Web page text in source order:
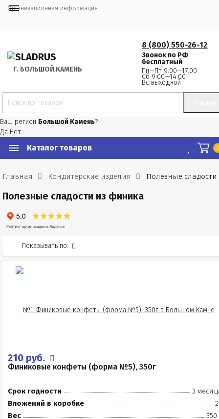
Организационная информация
Г. БОЛЬШОЙ КАМЕНЬ
8 (800) 550-26-12
Звонок по РФ
бесплатный
Пн—Пт 9:00—17:00
Сб 9:00—14:00
Вс выходной
Ваш регион Большой Камень?
Да Нет
Каталог товаров
Главная Кондитерские изделия Полезные
Полезные сладости из финика
Показывать по:
210 руб.
Финиковые конфеты (форма №5), 350г
Срок годности
3
Вложений в коробке
Вес
350